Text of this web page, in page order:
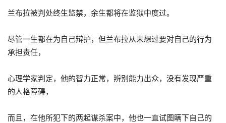
兰布拉被判处终生监禁，余生都将在监狱中度过。
尽管一生都在为自己辩护，但兰布拉从未想过要对自己的行为
承担责任，
心理学家判定，他的智力正常，辨别能力出众，没有发现严重
的人格障碍，
而且，在他所犯下的两起谋杀案中，他也一直试图瞒下自己的